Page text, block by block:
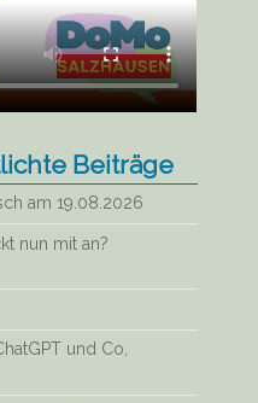
Beiträge
am 19.08.2026
nun mit an?
und Co,